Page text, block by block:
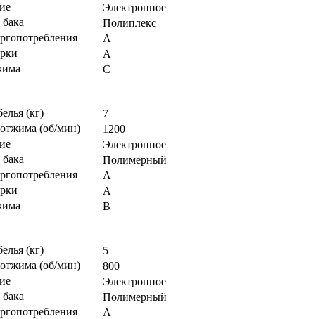
Электронное
Полиплекс
А
А
С
(кг)
7
(об/мин)
1200
Электронное
Полимерный
A
A
B
(кг)
5
(об/мин)
800
Электронное
Полимерный
А